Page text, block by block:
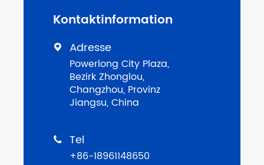
Kontaktinformation
 Adresse
Powerlong City Plaza,
Bezirk Zhonglou,
Changzhou, Provinz
Jiangsu, China
 Tel
+86-18961148650